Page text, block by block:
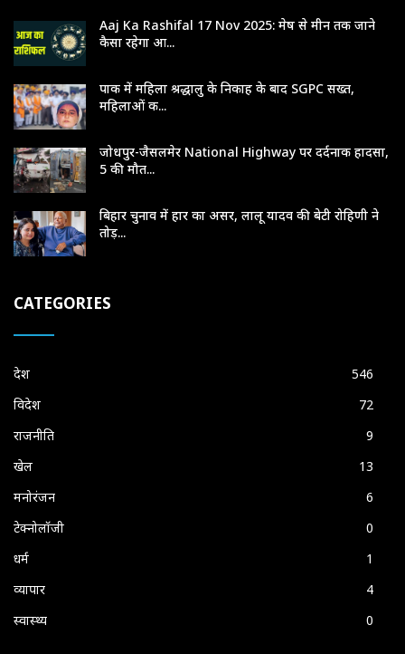
Aaj Ka Rashifal 17 Nov 2025: मेष से मीन तक जाने
कैसा रहेगा आ...
पाक में महिला श्रद्धालु के निकाह के बाद SGPC सख्त,
महिलाओं क...
जोधपुर-जैसलमेर National Highway पर दर्दनाक हादसा,
5 की मौत...
बिहार चुनाव में हार का असर, लालू यादव की बेटी रोहिणी ने
तोड़...
CATEGORIES
देश
546
विदेश
72
राजनीति
9
खेल
13
मनोरंजन
6
टेक्नोलॉजी
0
धर्म
1
व्यापार
4
स्वास्थ्य
0